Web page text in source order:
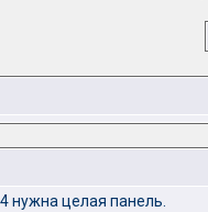
нужна целая панель.